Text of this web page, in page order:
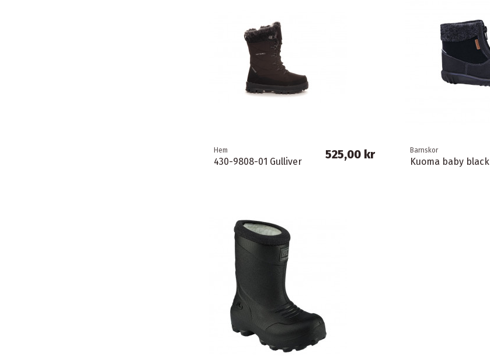
Hem
430-9808-01 Gulliver
525,00 kr Barnskor
Kuoma baby black